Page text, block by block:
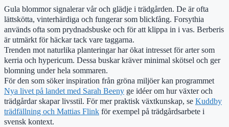
Gula blommor signalerar vår och glädje i trädgården. De är ofta
lättskötta, vinterhärdiga och fungerar som blickfång. Forsythia
används ofta som prydnadsbuske och för att klippa in i vas. Berberis
är utmärkt för häckar tack vare taggarna.
Trenden mot naturlika planteringar har ökat intresset för arter som
kerria och hypericum. Dessa buskar kräver minimal skötsel och ger
blomning under hela sommaren.
För den som söker inspiration från gröna miljöer kan programmet
Nya livet på landet med Sarah Beeny ge idéer om hur växter och
trädgårdar skapar livsstil. För mer praktisk växtkunskap, se Kuddby
trädfällning och Mattias Flink för exempel på trädgårdsarbete i
svensk kontext.